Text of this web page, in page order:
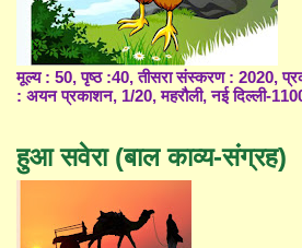
मूल्य : 50, पृष्ठ :40, तीसरा संस्करण : 2020,
: अयन प्रकाशन, 1/20, महरौली, नई दिल्ली-
हुआ सवेरा (बाल काव्य-संग्रह)